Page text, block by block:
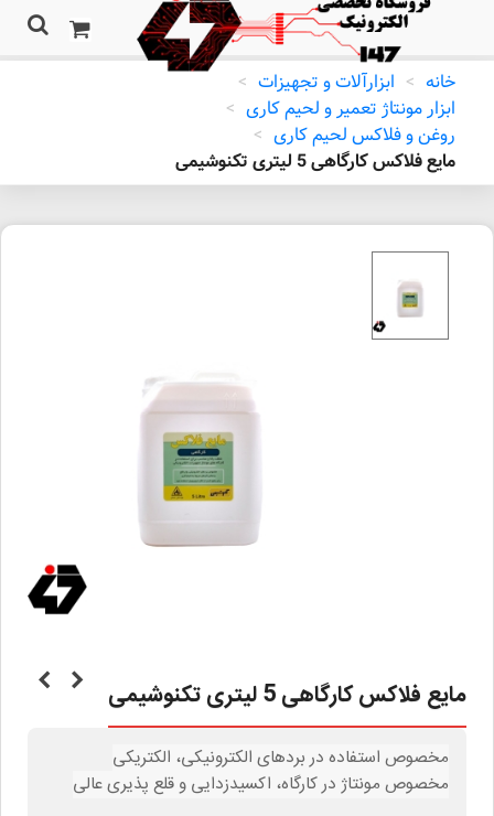
خانه > ابزارآلات و تجهیزات >
ابزار مونتاژ تعمیر و لحیم کاری >
روغن و فلاکس لحیم کاری >
مایع فلاکس کارگاهی 5 لیتری تکنوشیمی
مایع فلاکس کارگاهی 5 لیتری تکنوشیمی
مخصوص استفاده در بردهای الکترونیکی، الکتریکی
مخصوص مونتاژ در کارگاه، اکسیدزدایی و قلع پذیری عالی